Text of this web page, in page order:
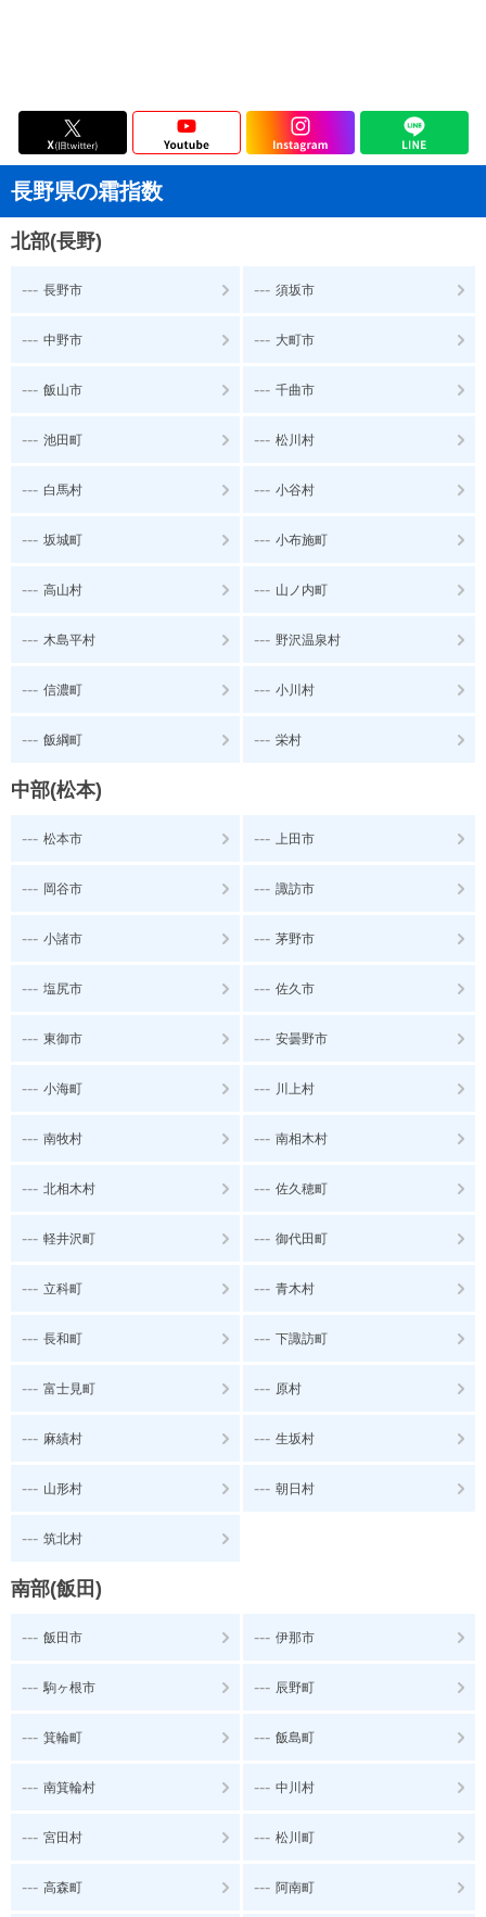
長野県の霜指数
北部(長野)
--- 長野市 --- 須坂市
--- 中野市 --- 大町市
--- 飯山市 --- 千曲市
--- 池田町 --- 松川村
--- 白馬村 --- 小谷村
--- 坂城町 --- 小布施町
--- 高山村 --- 山ノ内町
--- 木島平村 --- 野沢温泉村
--- 信濃町 --- 小川村
--- 飯綱町 --- 栄村
中部(松本)
--- 松本市 --- 上田市
--- 岡谷市 --- 諏訪市
--- 小諸市 --- 茅野市
--- 塩尻市 --- 佐久市
--- 東御市 --- 安曇野市
--- 小海町 --- 川上村
--- 南牧村 --- 南相木村
--- 北相木村 --- 佐久穂町
--- 軽井沢町 --- 御代田町
--- 立科町 --- 青木村
--- 長和町 --- 下諏訪町
--- 富士見町 --- 原村
--- 麻績村 --- 生坂村
--- 山形村 --- 朝日村
--- 筑北村
南部(飯田)
--- 飯田市 --- 伊那市
--- 駒ヶ根市 --- 辰野町
--- 箕輪町 --- 飯島町
--- 南箕輪村 --- 中川村
--- 宮田村 --- 松川町
--- 高森町 --- 阿南町